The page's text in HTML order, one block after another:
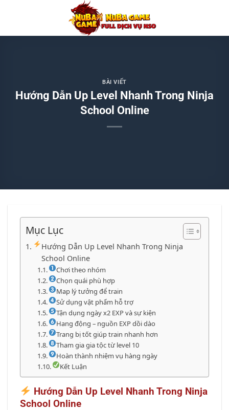
nội
BÀI VIẾT
Hướng Dẫn Up Level Nhanh Trong Ninja
School Online
Mục Lục
Hướng Dẫn Up Level Nhanh Trong Ninja
School Online
Chơi theo nhóm
Chọn quái phù hợp
Map lý tưởng để train
Sử dụng vật phẩm hỗ trợ
Tận dụng ngày x2 EXP và sự kiện
Hang động – nguồn EXP dồi dào
Trang bị tốt giúp train nhanh hơn
Tham gia gia tộc từ level 10
Hoàn thành nhiệm vụ hàng ngày
Kết Luận
Hướng Dẫn Up Level Nhanh Trong Ninja
School Online